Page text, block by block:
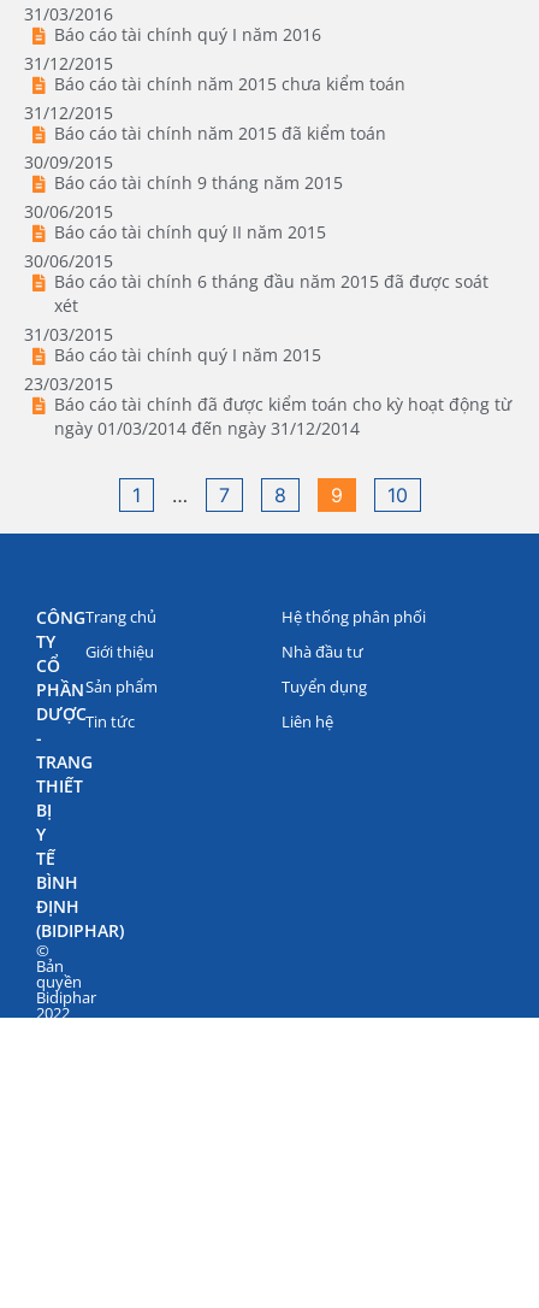
31/03/2016
Báo cáo tài chính quý I năm 2016
31/12/2015
Báo cáo tài chính năm 2015 chưa kiểm toán
31/12/2015
Báo cáo tài chính năm 2015 đã kiểm toán
30/09/2015
Báo cáo tài chính 9 tháng năm 2015
30/06/2015
Báo cáo tài chính quý II năm 2015
30/06/2015
Báo cáo tài chính 6 tháng đầu năm 2015 đã được soát
xét
31/03/2015
Báo cáo tài chính quý I năm 2015
23/03/2015
Báo cáo tài chính đã được kiểm toán cho kỳ hoạt động từ
ngày 01/03/2014 đến ngày 31/12/2014
1 … 7 8 9 10
CÔNG
TY
CỔ
PHẦN
DƯỢC
-
TRANG
THIẾT
BỊ
Y
TẾ
BÌNH
ĐỊNH
(BIDIPHAR)
©
Bản
quyền
Bidiphar
2022
Trang chủ
Giới thiệu
Sản phẩm
Tin tức
Hệ thống phân phối
Nhà đầu tư
Tuyển dụng
Liên hệ